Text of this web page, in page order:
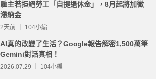
雇主若拒絕勞工「自提退休金」，8月起將加徵
滯納金
2天前 ｜ 104小編
AI真的改變了生活？Google報告解密1,500萬筆
Gemini對話真相！
2026.07.29 ｜ 104小編